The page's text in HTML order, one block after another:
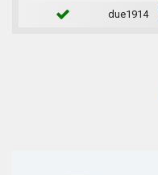
due1914